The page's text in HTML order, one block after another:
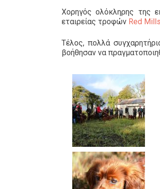
Χορηγός ολόκληρης της
εταιρείας τροφών Red Mills
Τέλος, πολλά
βοήθησαν να